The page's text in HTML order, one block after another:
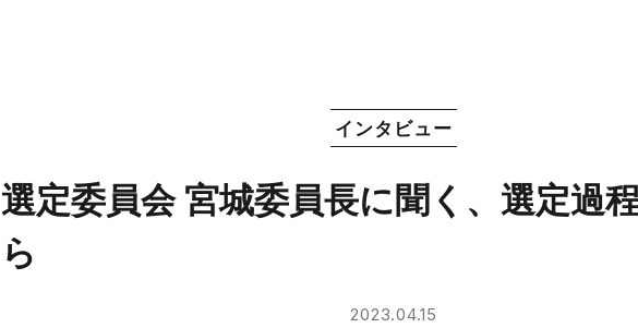
インタビュー
選定委員会 宮城委員長に聞く、選定過
ら
2023.04.15